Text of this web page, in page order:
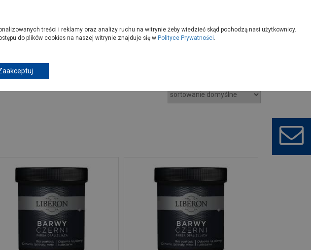
treści i reklamy oraz analizy ruchu na witrynie żeby wiedzieć skąd pochodzą nasi użytkownicy.
do plików cookies na naszej witrynie znajduje się w Polityce Prywatności.